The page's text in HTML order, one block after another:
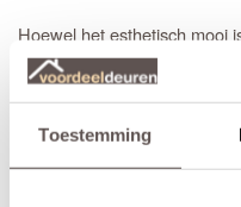
Toestemming
Hoewel het esthetisch mooi
gelijkmatig te bewerken
ervaren deurenmonteur
scharnierzijde beginnen.
slotkastfrezing intact, wat
Hetzelfde geldt voor de